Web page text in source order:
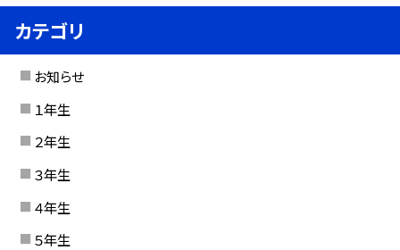
カテゴリ
お知らせ
１年生
２年生
３年生
４年生
５年生